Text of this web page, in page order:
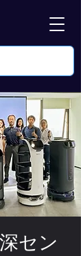
セン